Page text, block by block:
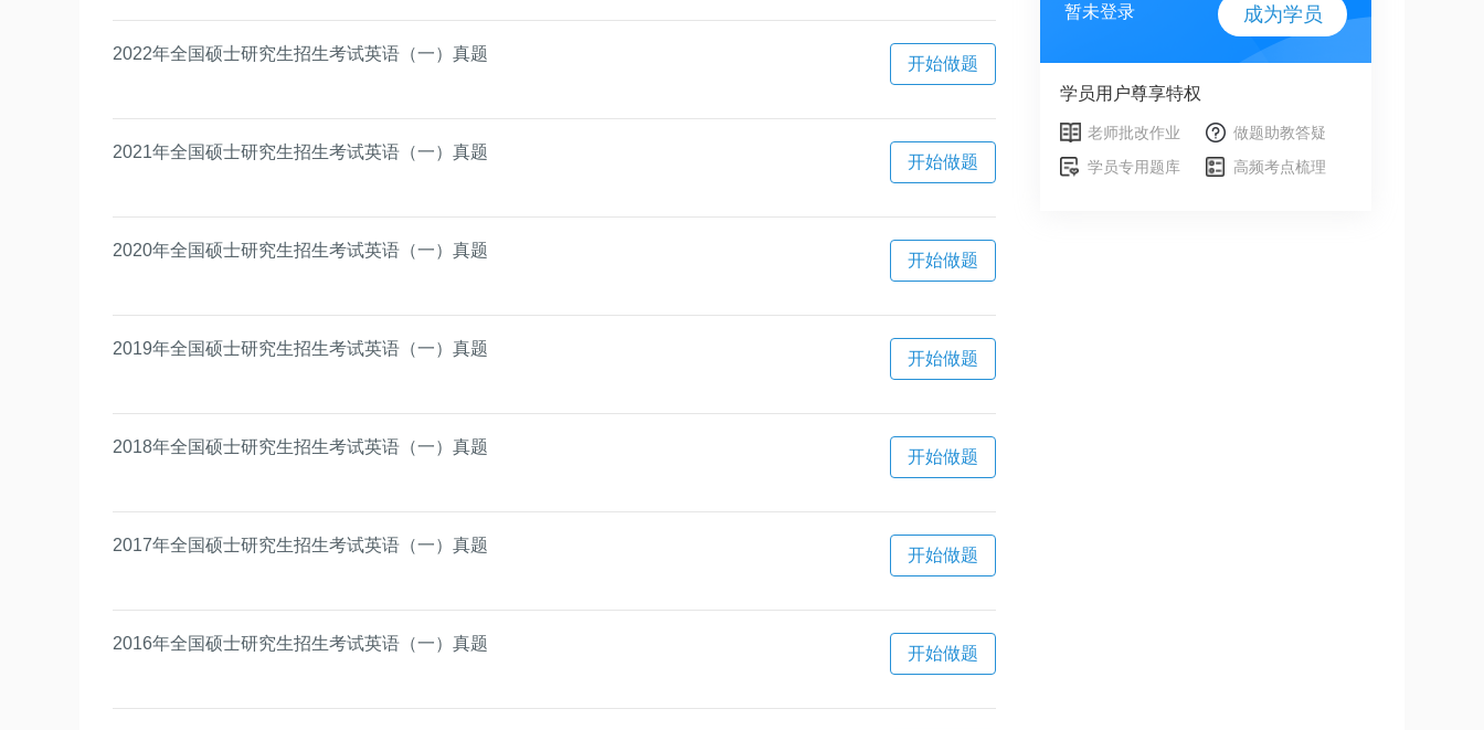
2022年全国硕士研究生招生考试英语（一）真题
开始做题
2021年全国硕士研究生招生考试英语（一）真题
开始做题
2020年全国硕士研究生招生考试英语（一）真题
开始做题
2019年全国硕士研究生招生考试英语（一）真题
开始做题
2018年全国硕士研究生招生考试英语（一）真题
开始做题
2017年全国硕士研究生招生考试英语（一）真题
开始做题
2016年全国硕士研究生招生考试英语（一）真题
开始做题
暂未登录 成为学员
学员用户尊享特权
老师批改作业
做题助教答疑
学员专用题库
高频考点梳理